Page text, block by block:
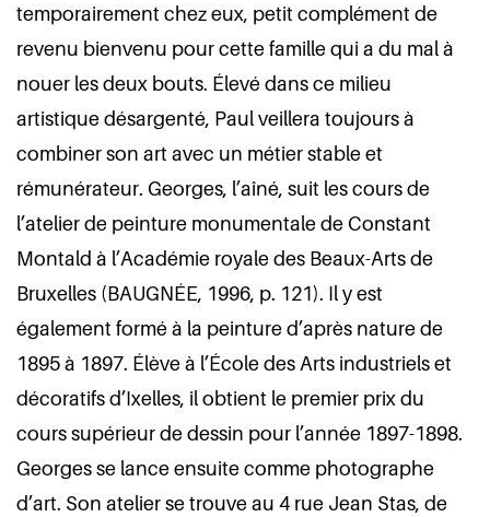
temporairement chez eux, petit complément de
revenu bienvenu pour cette famille qui a du mal à
nouer les deux bouts. Élevé dans ce milieu
artistique désargenté, Paul veillera toujours à
combiner son art avec un métier stable et
rémunérateur. Georges, l’aîné, suit les cours de
l’atelier de peinture monumentale de Constant
Montald à l’Académie royale des Beaux-Arts de
Bruxelles (BAUGNÉE, 1996, p. 121). Il y est
également formé à la peinture d’après nature de
1895 à 1897. Élève à l’École des Arts industriels et
décoratifs d’Ixelles, il obtient le premier prix du
cours supérieur de dessin pour l’année 1897-1898.
Georges se lance ensuite comme photographe
d’art. Son atelier se trouve au 4 rue Jean Stas, de